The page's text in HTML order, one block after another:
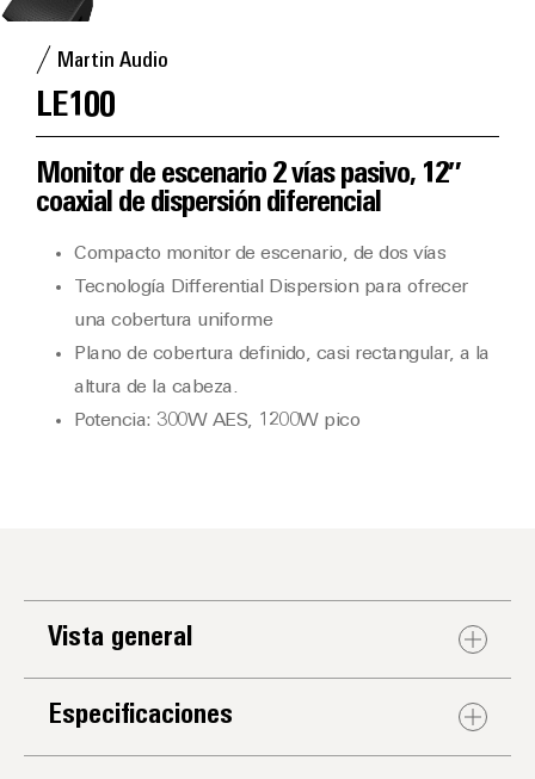
Martin Audio
LE100
Monitor de escenario 2 vías pasivo, 12″
coaxial de dispersión diferencial
Compacto monitor de escenario, de dos vías
Tecnología Differential Dispersion para ofrecer
una cobertura uniforme
Plano de cobertura definido, casi rectangular, a la
altura de la cabeza.
Potencia: 300W AES, 1200W pico
Vista general
Especificaciones